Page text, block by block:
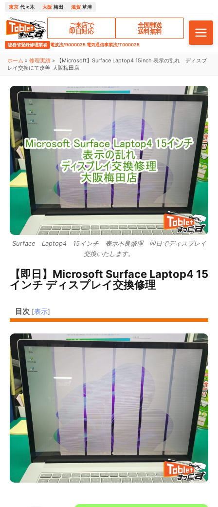
東京 代々木 大阪 梅田 滋賀 草津
ご来店で
即日対応
全国郵送
送料無料
総務省登録修理業者 電波法/R000025 電気通信事業法/T000025
ホーム » 修理実績 »
【Microsoft】Surface Laptop4 15inch 表示の乱れ ディスプ
レイ交換にて改善-大阪梅田店-
Surface Laptop4 15インチ 表示不良修理 即日でディスプレイ
交換いたします。
【即日】Microsoft Surface Laptop4 15
インチ ディスプレイ交換修理
目次 [表示]